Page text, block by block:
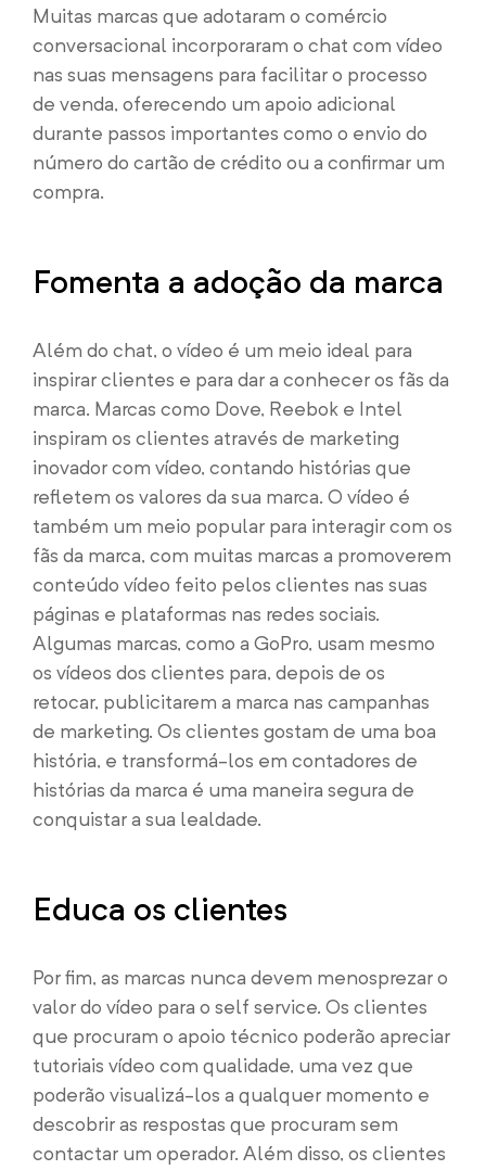
Muitas marcas que adotaram o comércio
conversacional incorporaram o chat com vídeo
nas suas mensagens para facilitar o processo
de venda, oferecendo um apoio adicional
durante passos importantes como o envio do
número do cartão de crédito ou a confirmar um
compra.
Fomenta a adoção da marca
Além do chat, o vídeo é um meio ideal para
inspirar clientes e para dar a conhecer os fãs da
marca. Marcas como Dove, Reebok e Intel
inspiram os clientes através de marketing
inovador com vídeo, contando histórias que
refletem os valores da sua marca. O vídeo é
também um meio popular para interagir com os
fãs da marca, com muitas marcas a promoverem
conteúdo vídeo feito pelos clientes nas suas
páginas e plataformas nas redes sociais.
Algumas marcas, como a GoPro, usam mesmo
os vídeos dos clientes para, depois de os
retocar, publicitarem a marca nas campanhas
de marketing. Os clientes gostam de uma boa
história, e transformá-los em contadores de
histórias da marca é uma maneira segura de
conquistar a sua lealdade.
Educa os clientes
Por fim, as marcas nunca devem menosprezar o
valor do vídeo para o self service. Os clientes
que procuram o apoio técnico poderão apreciar
tutoriais vídeo com qualidade, uma vez que
poderão visualizá-los a qualquer momento e
descobrir as respostas que procuram sem
contactar um operador. Além disso, os clientes